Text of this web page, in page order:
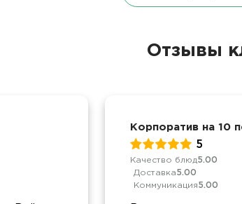
Отзывы
Корпоратив на 10
5
Качество блюд5.00
Доставка5.00
Коммуникация5.00